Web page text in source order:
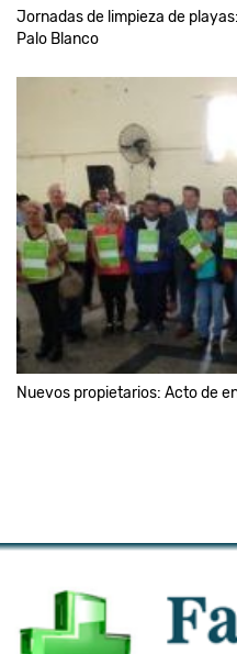
Jornadas de limpieza de
Palo Blanco
Nuevos propietarios: Acto de